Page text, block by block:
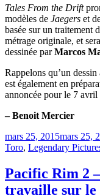
Tales From the Drift
modèles de Jaegers et
basée sur un traitement
métrage originale, et
dessinée parMarcos
Rappelons qu’un
est également en
annoncée pour le 7 avril
– Benoit Mercier
Publié
le
mars 25, 2015mars 25,
Toro, Legendary
Pacific Rim 2
travaille sur le